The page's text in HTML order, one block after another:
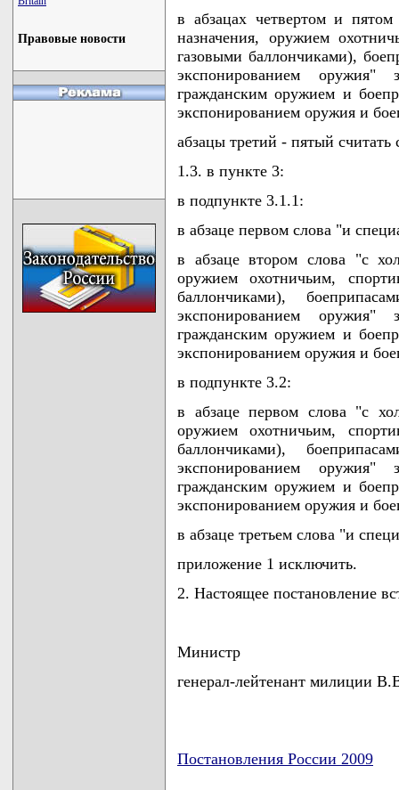
Правовые новости
в абзацах четвертом и
назначения, оружием
газовыми баллончиками),
экспонированием
гражданским оружием и
экспонированием оружия и
абзацы третий - пятый
1.3. в пункте 3:
в подпункте 3.1.1:
в абзаце первом слова "и
в абзаце втором слова "с
оружием охотничьим,
баллончиками),
экспонированием
гражданским оружием и
экспонированием оружия и
в подпункте 3.2:
в абзаце первом слова "с
оружием охотничьим,
баллончиками),
экспонированием
гражданским оружием и
экспонированием оружия и
в абзаце третьем слова "и
приложение 1 исключить.
2. Настоящее постановление
Министр
генерал-лейтенант милиции
Постановления России 2009